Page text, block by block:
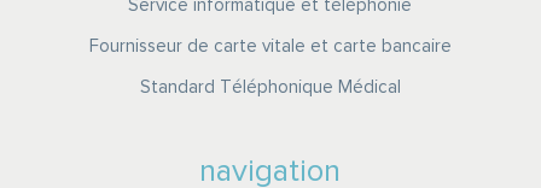
Service informatique et téléphonie
Fournisseur de carte vitale et carte bancaire
Standard Téléphonique Médical
navigation